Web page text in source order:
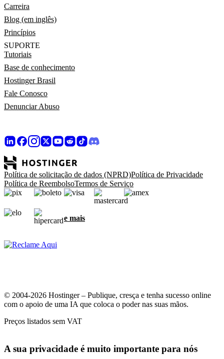
Carreira
Blog (em inglês)
Princípios
SUPORTE
Tutoriais
Base de conhecimento
Hostinger Brasil
Fale Conosco
Denunciar Abuso
Política de solicitação de dados (NPRD)Política de Privacidade
Política de ReembolsoTermos de Serviço
e mais
© 2004-2026 Hostinger – Publique, cresça e tenha sucesso online
com o apoio de uma IA que coloca o poder nas suas mãos.
Preços listados sem VAT
A sua privacidade é muito importante para nós